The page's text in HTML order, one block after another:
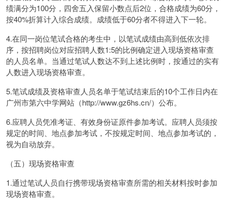
绩满分为100分，四舍五入保留小数点后2位，合格成绩为60分，
按40%折算计入综合成绩。成绩低于60分者不得进入下一轮。
4.在同一岗位笔试合格的考生中，以笔试成绩由高到低依次排
序，按招聘岗位对应招聘人数1:5的比例确定进入现场资格审查
的人员名单。当通过笔试人数达不到上述比例时，按通过的实有
人数进入现场资格审查。
5.笔试成绩及资格审查人员名单于笔试结束后的10个工作日内在
广州市第六中学网站（http://www.gz6hs.cn/）公布。
6.应聘人员凭准考证、有效身份证原件参加考试。应聘人员须按
规定的时间、地点参加考试，不按规定时间、地点参加考试的，
视为自动放弃。
（五）现场资格审查
1.通过笔试人员自行携带现场资格审查所需的相关材料按时参加
现场资格审查。